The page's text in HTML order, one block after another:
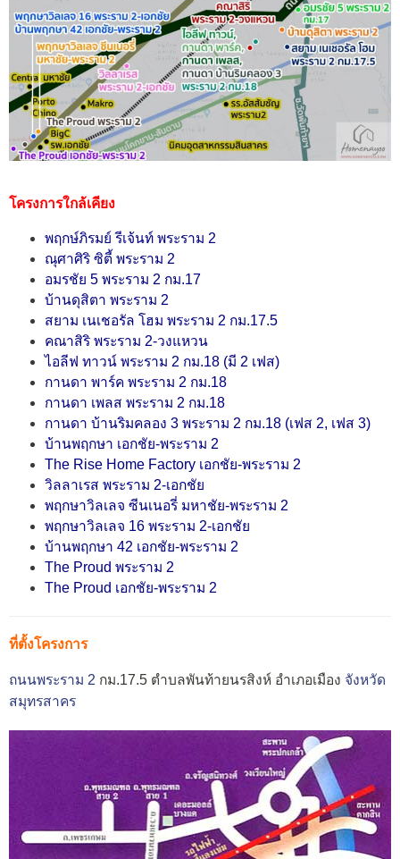
โครงการใกล้เคียง
พฤกษ์ภิรมย์ รีเจ้นท์ พระราม 2
ณุศาศิริ ซิตี้ พระราม 2
อมรชัย 5 พระราม 2 กม.17
บ้านดุสิตา พระราม 2
สยาม เนเชอรัล โฮม พระราม 2 กม.17.5
คณาสิริ พระราม 2-วงแหวน
ไอลีฟ ทาวน์ พระราม 2 กม.18 (มี 2 เฟส)
กานดา พาร์ค พระราม 2 กม.18
กานดา เพลส พระราม 2 กม.18
กานดา บ้านริมคลอง 3 พระราม 2 กม.18 (เฟส 2, เฟส 3)
บ้านพฤกษา เอกชัย-พระราม 2
The Rise Home Factory เอกชัย-พระราม 2
วิลลาเรส พระราม 2-เอกชัย
พฤกษาวิลเลจ ซีนเนอรี่ มหาชัย-พระราม 2
พฤกษาวิลเลจ 16 พระราม 2-เอกชัย
บ้านพฤกษา 42 เอกชัย-พระราม 2
The Proud พระราม 2
The Proud เอกชัย-พระราม 2
ที่ตั้งโครงการ
ถนนพระราม 2 กม.17.5 ตำบลพันท้ายนรสิงห์ อำเภอเมือง จังหวัด
สมุทรสาคร